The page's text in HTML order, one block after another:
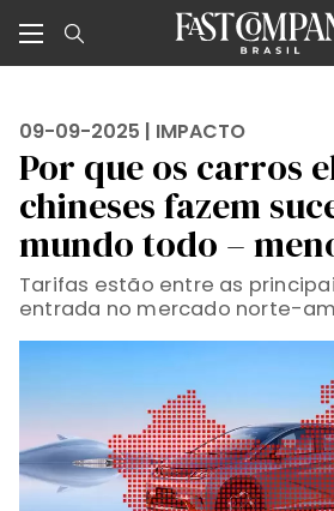
09-09-2025 | IMPACTO
Por que os carros
chineses fazem
mundo todo –
Tarifas estão entre as
entrada no mercado norte-